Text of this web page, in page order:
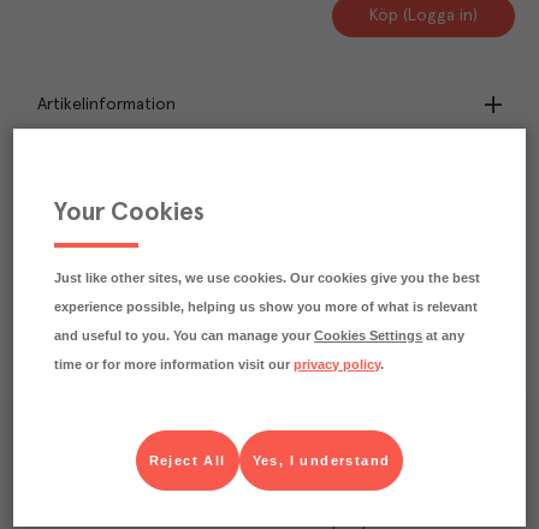
Köp (Logga in)
Artikelinformation
Näringsdeklaration
Våra kundtidningar
Läs inspirerande reportage, matnyttiga artiklar och
Your Cookies
Just like other sites, we use cookies. Our cookies give you the best
experience possible, helping us show you more of what is relevant
and useful to you. You can manage yourCookies Settings at any
time or for more information visit ourprivacy policy.
Yes, I understand
Reject All